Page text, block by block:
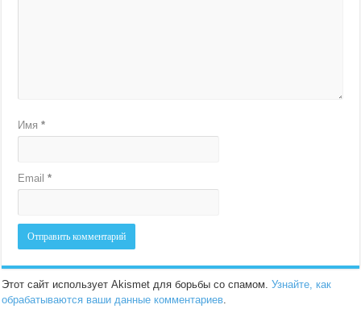
Имя*
Email*
Этот сайт использует Akismet для борьбы со спамом.Узнайте, как
обрабатываются ваши данные комментариев.